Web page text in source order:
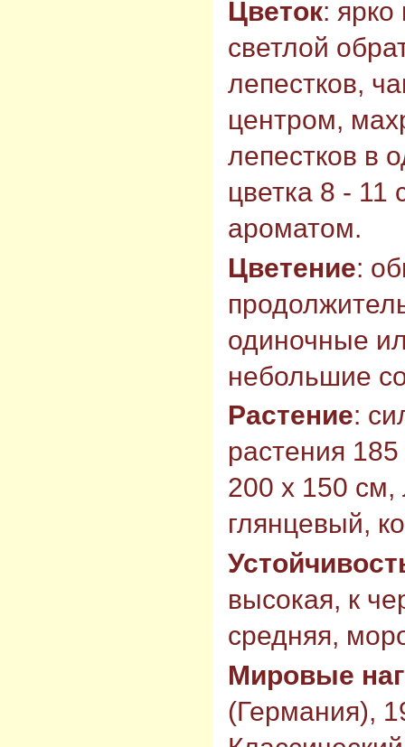
Цветок:
светлой
лепестков,
центром,
лепестков в
цветка 8 - 11
ароматом.
Цветение:
одиночные
небольшие
Растение:
растения
200 х 150
глянцевый,
высокая, к
средняя,
Мировые
(Германия),